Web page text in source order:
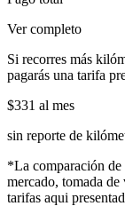
Ver completo
Si recorres más
pagarás una tarifa
$331 al mes
sin reporte de
*La comparación de
mercado, tomada
tarifas aqui